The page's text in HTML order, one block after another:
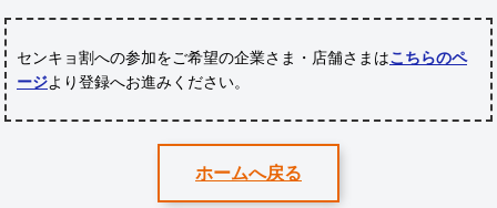
センキョ割への参加をご希望の企業さま・店舗さまはこちらのペ
ージより登録へお進みください。
ホームへ戻る